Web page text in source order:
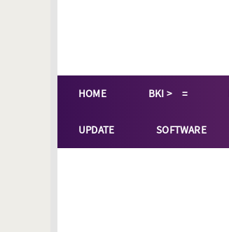
HOME BKI >
UPDATE SOFTWARE